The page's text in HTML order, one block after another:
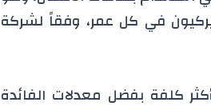
في كل عمر، وفقاً لشركة
كلفة بفضل معدلات الفائدة